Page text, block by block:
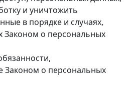
и уничтожить
в порядке и случаях,
Законом о персональных
Законом о персональных